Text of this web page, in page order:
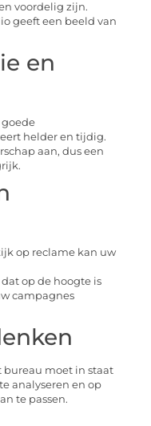
voordelig zijn.
geeft een beeld van
en
goede
helder en tijdig.
aan, dus een
op reclame kan uw
op de hoogte is
campagnes
bureau moet in staat
analyseren en op
te passen.